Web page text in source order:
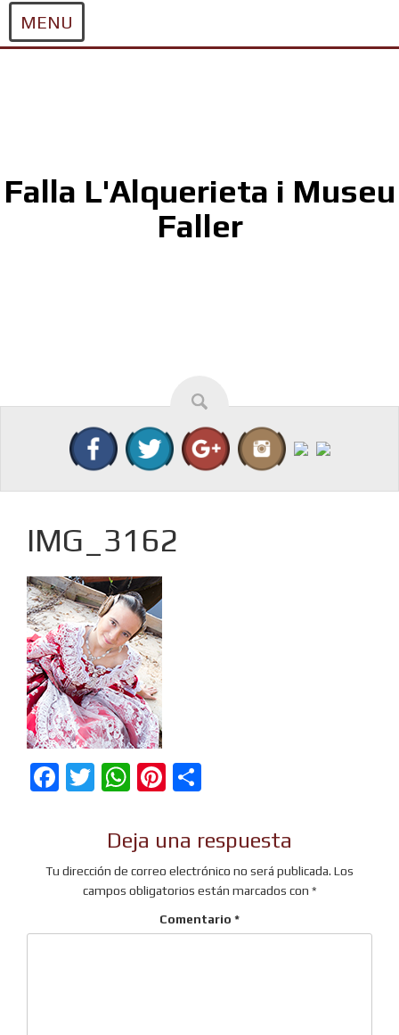
MENU
Falla L'Alquerieta i Museu
Faller
IMG_3162
Facebook
Twitter
WhatsApp
Pinterest
Deja una respuesta
Tu dirección de correo electrónico no será publicada. Los
campos obligatorios están marcados con *
Comentario *